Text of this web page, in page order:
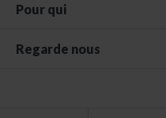
Pour qui
Regarde nous